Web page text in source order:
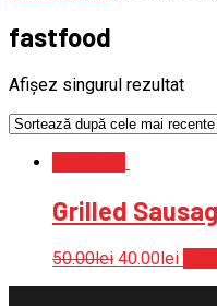
fastfood
Afișez singurul rezultat
Grilled
50.00lei 40.00lei